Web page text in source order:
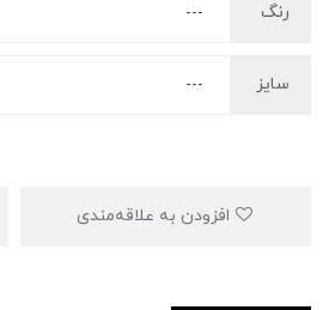
رنگ
سایز